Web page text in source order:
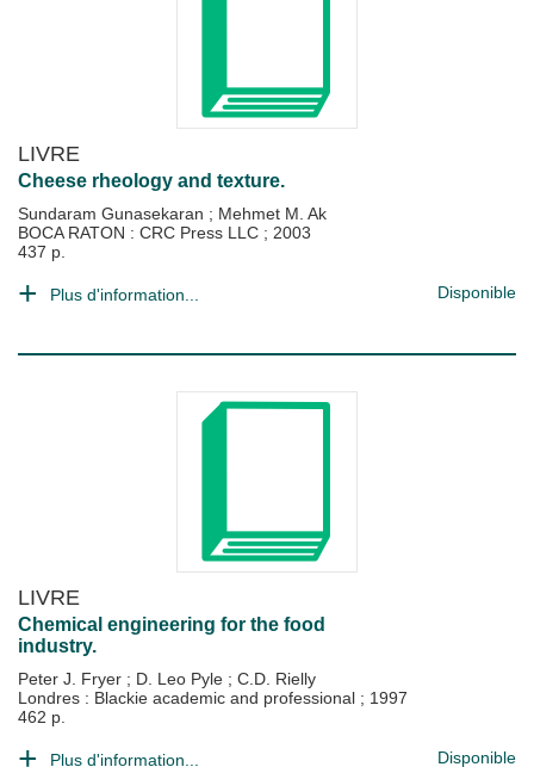
LIVRE
Cheese rheology and texture.
Sundaram Gunasekaran ; Mehmet M. Ak
BOCA RATON : CRC Press LLC ; 2003
437 p.
Plus d'information... Disponible
LIVRE
Chemical engineering for the food
industry.
Peter J. Fryer ; D. Leo Pyle ; C.D. Rielly
Londres : Blackie academic and professional ; 1997
462 p.
Plus d'information... Disponible